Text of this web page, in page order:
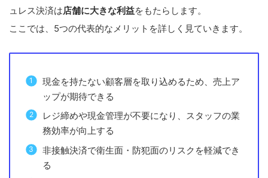
ュレス決済は店舗に大きな利益をもたらします。
ここでは、5つの代表的なメリットを詳しく見ていきます。
現金を持たない顧客層を取り込めるため、売上ア
ップが期待できる
レジ締めや現金管理が不要になり、スタッフの業
務効率が向上する
非接触決済で衛生面・防犯面のリスクを軽減でき
る